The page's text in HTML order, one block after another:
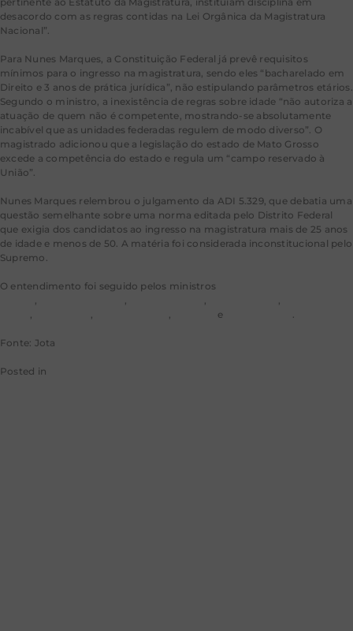
desacordo com as regras contidas na Lei Orgânica da Magistratura
Nacional”.
Para Nunes Marques, a Constituição Federal já prevê requisitos
mínimos para o ingresso na magistratura, sendo eles “bacharelado em
Direito e 3 anos de prática jurídica”, não estipulando parâmetros etários.
Segundo o ministro, a inexistência de regras sobre idade “não autoriza a
atuação de quem não é competente, mostrando-se absolutamente
incabível que as unidades federadas regulem de modo diverso”. O
magistrado adicionou que a legislação do estado de Mato Grosso
excede a competência do estado e regula um “campo reservado à
União”.
Nunes Marques relembrou o julgamento da ADI 5.329, que debatia uma
questão semelhante sobre uma norma editada pelo Distrito Federal
que exigia dos candidatos ao ingresso na magistratura mais de 25 anos
de idade e menos de 50. A matéria foi considerada inconstitucional pelo
Supremo.
O entendimento foi seguido pelos ministros
, , , ,
, , , e .
Fonte: Jota
Posted in